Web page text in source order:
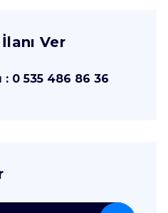
Ver
: 0 535 486 86 36